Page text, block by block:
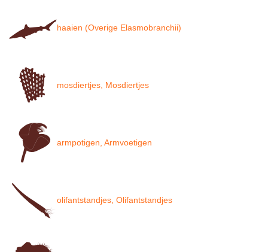
haaien (Overige Elasmobranchii)
mosdiertjes, Mosdiertjes
armpotigen, Armvoetigen
olifantstandjes, Olifantstandjes